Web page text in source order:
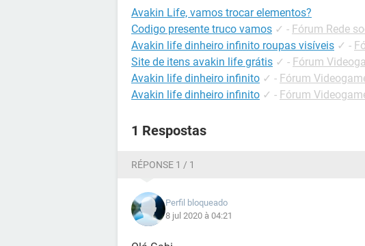
Avakin Life, vamos trocar elementos?
Codigo presente truco vamos ✓ - Fórum Rede
Avakin life dinheiro infinito roupas visíveis ✓ -
Site de itens avakin life grátis ✓ - Fórum
Avakin life dinheiro infinito ✓ - Fórum
Avakin life dinheiro infinito ✓ - Fórum
1 Respostas
RÉPONSE 1 / 1
Perfil bloqueado
8 jul 2020 à 04:21